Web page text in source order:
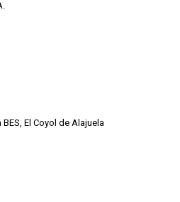
El Coyol de Alajuela